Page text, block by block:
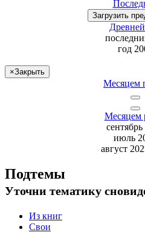
Загрузить
год
×Закрыть
Месяцем
Месяцем
июль
август
Подтемы
Уточни тематику
Из книг
Свои